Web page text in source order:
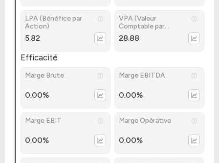
LPA (Bénéfice par
Action)
5.82
VPA (Valeur
Comptable par
Action)
28.88
Efficacité
Marge Brute
0.00%
Marge EBITDA
0.00%
Marge EBIT
0.00%
Marge Opérative
0.00%